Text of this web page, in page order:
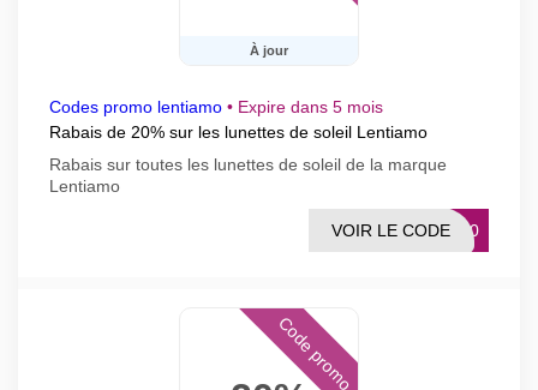
À jour
Codes promo lentiamo • Expire dans 5 mois
Rabais de 20% sur les lunettes de soleil Lentiamo
Rabais sur toutes les lunettes de soleil de la marque
Lentiamo
UN20
VOIR LE CODE
Code promo